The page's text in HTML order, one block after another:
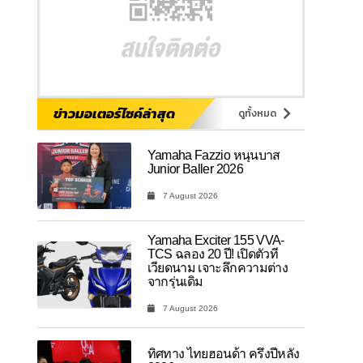
ข่าวมอเตอร์ไซค์ล่าสุด ดูทั้งหมด
Yamaha Fazzio หนุนบาส
Junior Baller 2026
7 August 2026
Yamaha Exciter 155 VVA-
TCS ฉลอง 20 ปี! เปิดตัวที่
เวียดนาม เจาะลึกความต่าง
จากรุ่นเดิม
7 August 2026
ทิศทาง ไทยฮอนด้า ครึ่งปีหลัง